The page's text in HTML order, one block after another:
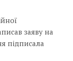
заяву на
підписала